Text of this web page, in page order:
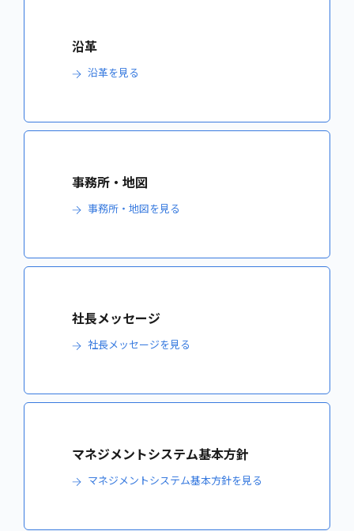
沿革
沿革を見る
事務所・地図
事務所・地図を見る
社長メッセージ
社長メッセージを見る
マネジメントシステム基本方針
マネジメントシステム基本方針を見る